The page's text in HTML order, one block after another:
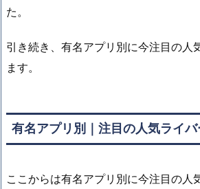
た。
引き続き、有名アプリ別に今注目の人
ます。
有名アプリ別｜注目の人気ライ
ここからは有名アプリ別に今注目の人